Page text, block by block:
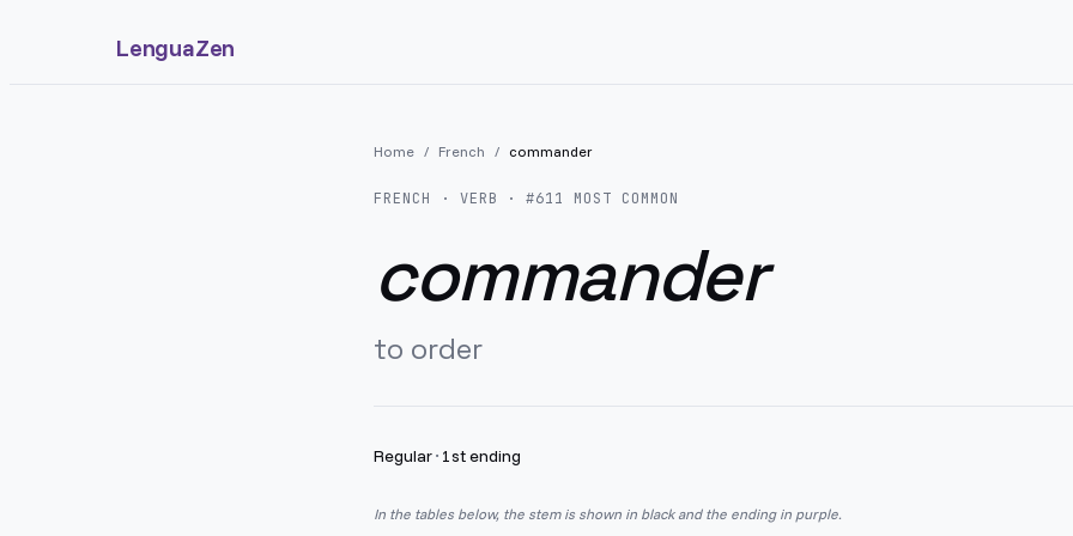
LenguaZen
Home / French / commander
FRENCH · VERB · #611 MOST COMMON
commander
to order
Regular· 1st ending
In the tables below, the stem is shown in black and the ending in purple.